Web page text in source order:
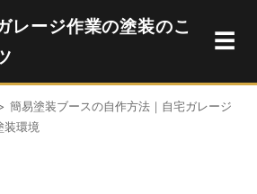
レージ作業の塗装のこ
☰
簡易塗装ブースの自作方法｜自宅ガレージ
装環境